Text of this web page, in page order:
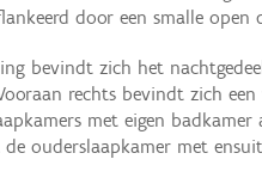
door een smalle open
bevindt zich het
rechts bevindt zich
met eigen badkamer
ouderslaapkamer met